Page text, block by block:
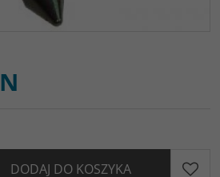
DODAJ DO KOSZYKA